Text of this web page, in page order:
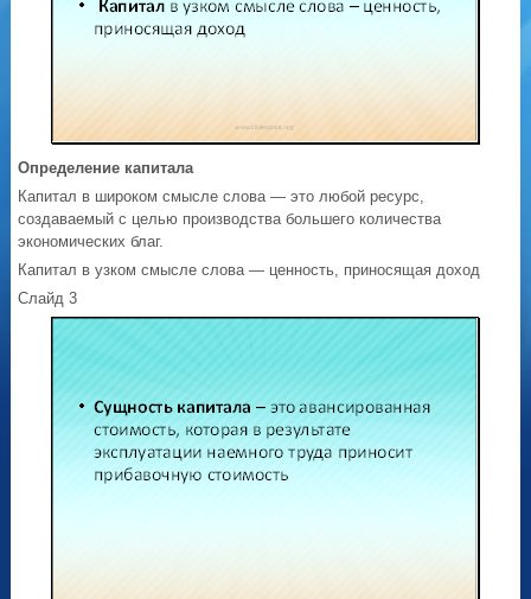
Определение капитала
Капитал в широком смысле слова — это любой ресурс,
создаваемый с целью производства большего количества
экономических благ.
Капитал в узком смысле слова — ценность, приносящая доход
Слайд 3